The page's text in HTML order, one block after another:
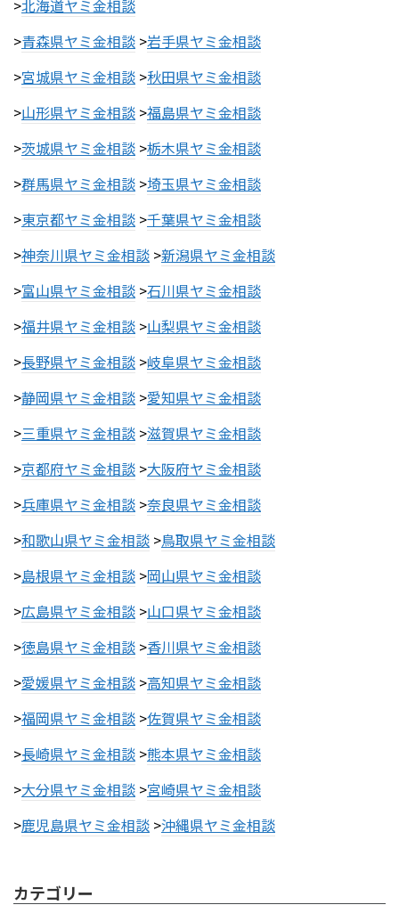
>北海道ヤミ金相談
>青森県ヤミ金相談 >岩手県ヤミ金相談
>宮城県ヤミ金相談 >秋田県ヤミ金相談
>山形県ヤミ金相談 >福島県ヤミ金相談
>茨城県ヤミ金相談 >栃木県ヤミ金相談
>群馬県ヤミ金相談 >埼玉県ヤミ金相談
>東京都ヤミ金相談 >千葉県ヤミ金相談
>神奈川県ヤミ金相談 >新潟県ヤミ金相談
>富山県ヤミ金相談 >石川県ヤミ金相談
>福井県ヤミ金相談 >山梨県ヤミ金相談
>長野県ヤミ金相談 >岐阜県ヤミ金相談
>静岡県ヤミ金相談 >愛知県ヤミ金相談
>三重県ヤミ金相談 >滋賀県ヤミ金相談
>京都府ヤミ金相談 >大阪府ヤミ金相談
>兵庫県ヤミ金相談 >奈良県ヤミ金相談
>和歌山県ヤミ金相談 >鳥取県ヤミ金相談
>島根県ヤミ金相談 >岡山県ヤミ金相談
>広島県ヤミ金相談 >山口県ヤミ金相談
>徳島県ヤミ金相談 >香川県ヤミ金相談
>愛媛県ヤミ金相談 >高知県ヤミ金相談
>福岡県ヤミ金相談 >佐賀県ヤミ金相談
>長崎県ヤミ金相談 >熊本県ヤミ金相談
>大分県ヤミ金相談 >宮崎県ヤミ金相談
>鹿児島県ヤミ金相談 >沖縄県ヤミ金相談
カテゴリー